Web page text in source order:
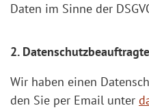
Daten im Sinne der
2.
Wir haben einen
den Sie per Email unter